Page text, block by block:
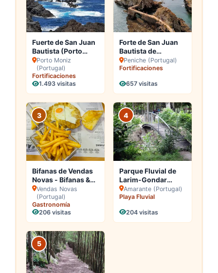
Fuerte de San Juan
Bautista (Porto
Moniz)
Porto Moniz
(Portugal)
Fortificaciones
1.493 visitas
Forte de San Juan
Bautista de
Berlengas
(Peniche)
Peniche (Portugal)
Fortificaciones
657 visitas
3
Bifanas de Vendas
Novas - Bifanas &
Companhia
Vendas Novas
(Portugal)
Gastronomía
206 visitas
4
Parque Fluvial de
Larim-Gondar
(Amarante), Playa
de Río
Amarante (Portugal)
Playa Fluvial
204 visitas
5